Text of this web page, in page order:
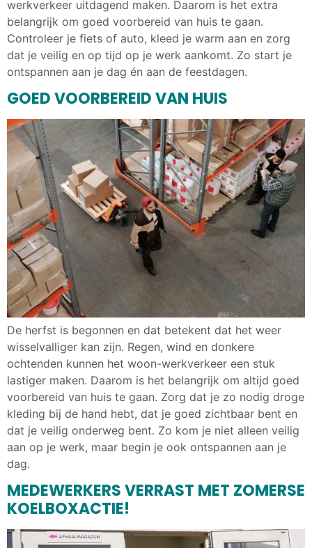
werkverkeer uitdagend maken. Daarom is het extra
belangrijk om goed voorbereid van huis te gaan.
Controleer je fiets of auto, kleed je warm aan en zorg
dat je veilig en op tijd op je werk aankomt. Zo start je
ontspannen aan je dag én aan de feestdagen.
GOED VOORBEREID VAN HUIS
De herfst is begonnen en dat betekent dat het weer
wisselvalliger kan zijn. Regen, wind en donkere
ochtenden kunnen het woon-werkverkeer een stuk
lastiger maken. Daarom is het belangrijk om altijd goed
voorbereid van huis te gaan. Zorg dat je zo nodig droge
kleding bij de hand hebt, dat je goed zichtbaar bent en
dat je veilig onderweg bent. Zo kom je niet alleen veilig
aan op je werk, maar begin je ook ontspannen aan je
dag.
MEDEWERKERS VERRAST MET ZOMERSE
KOELBOXACTIE!